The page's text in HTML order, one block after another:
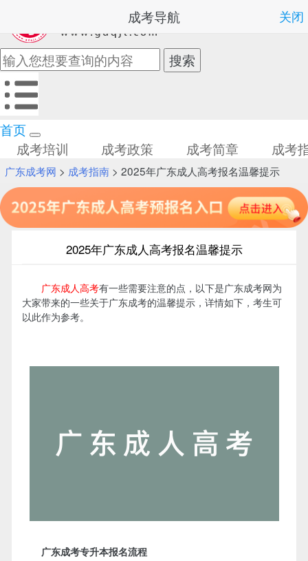
首页
成考培训
成考政策 成考简章 成考
广东成考网 > 成考指南> 2025年广东成人高考报名温馨提示
2025年广东成人高考报名温馨提示
广东成人高考有一些需要注意的点，以下是广东成考网为
大家带来的一些关于广东成考的温馨提示，详情如下，考生可
以此作为参考。
广东成考专升本报名流程
成考导航 关闭